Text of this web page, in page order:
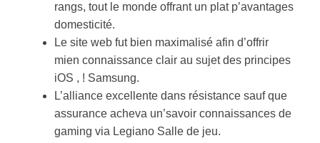
rangs, tout le monde offrant un plat p’avantages
domesticité.
Le site web fut bien maximalisé afin d’offrir
mien connaissance clair au sujet des principes
iOS , ! Samsung.
L’alliance excellente dans résistance sauf que
assurance acheva un’savoir connaissances de
gaming via Legiano Salle de jeu.